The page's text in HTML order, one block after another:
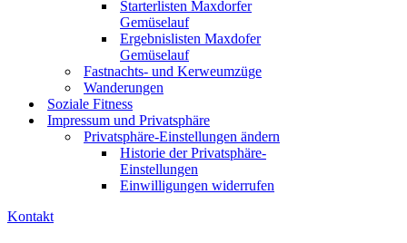
Starterlisten Maxdorfer
Gemüselauf
Ergebnislisten Maxdofer
Gemüselauf
Fastnachts- und Kerweumzüge
Wanderungen
Soziale Fitness
Impressum und Privatsphäre
Privatsphäre-Einstellungen ändern
Historie der Privatsphäre-
Einstellungen
Einwilligungen widerrufen
Kontakt